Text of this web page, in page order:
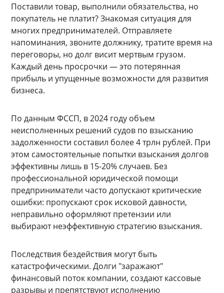
Поставили товар, выполнили обязательства, но
покупатель не платит? Знакомая ситуация для
многих предпринимателей. Отправляете
напоминания, звоните должнику, тратите время на
переговоры, но долг висит мертвым грузом.
Каждый день просрочки — это потерянная
прибыль и упущенные возможности для развития
бизнеса.
По данным ФССП, в 2024 году объем
неисполненных решений судов по взысканию
задолженности составил более 4 трлн рублей. При
этом самостоятельные попытки взыскания долгов
эффективны лишь в 15-20% случаев. Без
профессиональной юридической помощи
предприниматели часто допускают критические
ошибки: пропускают срок исковой давности,
неправильно оформляют претензии или
выбирают неэффективную стратегию взыскания.
Последствия бездействия могут быть
катастрофическими. Долги "заражают"
финансовый поток компании, создают кассовые
разрывы и препятствуют исполнению